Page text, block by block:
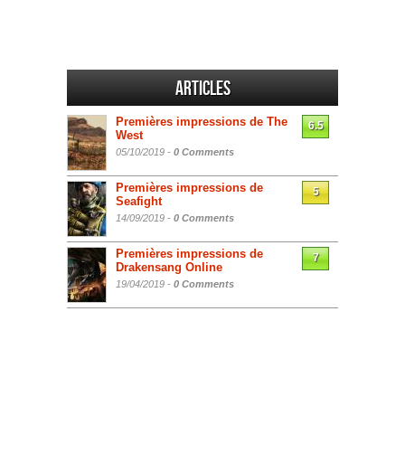
Articles
Premières impressions de The
West
05/10/2019 - 0 Comments
6.5
Premières impressions de
Seafight
14/09/2019 - 0 Comments
5
Premières impressions de
Drakensang Online
19/04/2019 - 0 Comments
7